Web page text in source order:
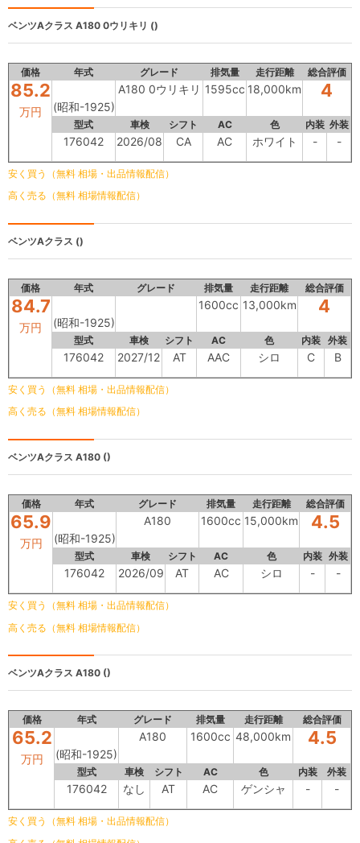
ベンツAクラス A180 0ウリキリ ()
価格 年式 グレード 排気量 走行距離 総合評価
85.2
万円 (昭和-1925)
A180 0ウリキリ 1595cc 18,000km 4
型式 車検 シフト AC 色 内装 外装
176042 2026/08 CA AC ホワイト - -
安く買う（無料 相場・出品情報配信）
高く売る（無料 相場情報配信）
ベンツAクラス ()
価格 年式 グレード 排気量 走行距離 総合評価
84.7
万円 (昭和-1925)
1600cc 13,000km 4
型式 車検 シフト AC 色 内装 外装
176042 2027/12 AT AAC シロ C B
安く買う（無料 相場・出品情報配信）
高く売る（無料 相場情報配信）
ベンツAクラス A180 ()
価格 年式 グレード 排気量 走行距離 総合評価
65.9
万円 (昭和-1925)
A180 1600cc 15,000km 4.5
型式 車検 シフト AC 色 内装 外装
176042 2026/09 AT AC シロ - -
安く買う（無料 相場・出品情報配信）
高く売る（無料 相場情報配信）
ベンツAクラス A180 ()
価格 年式 グレード 排気量 走行距離 総合評価
65.2
万円 (昭和-1925)
A180 1600cc 48,000km 4.5
型式 車検 シフト AC 色 内装 外装
176042 なし AT AC ゲンシャ - -
安く買う（無料 相場・出品情報配信）